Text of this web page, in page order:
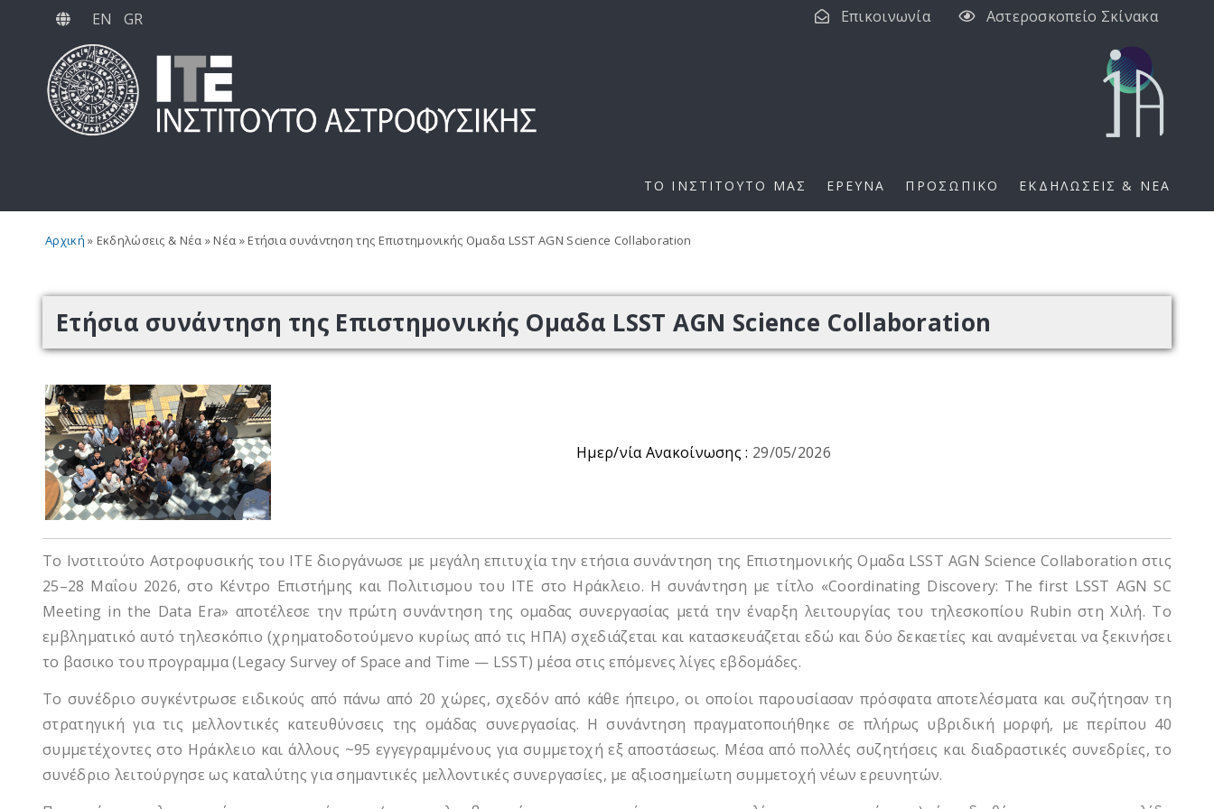
Παράκαμψη
κυρίως
περιεχόμενο
EN GR Επικοινωνία Αστεροσκοπείο Σκίνακα
ΤΟ ΙΝΣΤΙΤΟΥΤΟ ΜΑΣ ΕΡΕΥΝΑ ΠΡΟΣΩΠΙΚΟ ΕΚΔΗΛΩΣΕΙΣ & ΝΕΑ
Αρχική Εκδηλώσεις & Νέα Νέα Ετήσια συνάντηση της Επιστημονικής Ομαδα LSST AGN Science Collaboration
Ετήσια συνάντηση της Επιστημονικής Ομαδα LSST AGN Science Collaboration
Ημερ/νία Ανακοίνωσης : 29/05/2026
Το Ινστιτούτο Αστροφυσικής του ITE διοργάνωσε με μεγάλη επιτυχία την ετήσια συνάντηση της Επιστημονικής Ομαδα LSST AGN Science Collaboration στις
25–28 Μαΐου 2026, στο Κέντρο Επιστήμης και Πολιτισμου του ΙΤΕ στο Ηράκλειο. Η συνάντηση με τίτλο «Coordinating Discovery: The first LSST AGN SC
Meeting in the Data Era» αποτέλεσε την πρώτη συνάντηση της ομαδας συνεργασίας μετά την έναρξη λειτουργίας του τηλεσκοπίου Rubin στη Χιλή. Το
εμβληματικό αυτό τηλεσκόπιο (χρηματοδοτούμενο κυρίως από τις ΗΠΑ) σχεδιάζεται και κατασκευάζεται εδώ και δύο δεκαετίες και αναμένεται να ξεκινήσει
το βασικο του προγραμμα (Legacy Survey of Space and Time — LSST) μέσα στις επόμενες λίγες εβδομάδες.
Το συνέδριο συγκέντρωσε ειδικούς από πάνω από 20 χώρες, σχεδόν από κάθε ήπειρο, οι οποίοι παρουσίασαν πρόσφατα αποτελέσματα και συζήτησαν τη
στρατηγική για τις μελλοντικές κατευθύνσεις της ομάδας συνεργασίας. Η συνάντηση πραγματοποιήθηκε σε πλήρως υβριδική μορφή, με περίπου 40
συμμετέχοντες στο Ηράκλειο και άλλους ~95 εγγεγραμμένους για συμμετοχή εξ αποστάσεως. Μέσα από πολλές συζητήσεις και διαδραστικές συνεδρίες, το
συνέδριο λειτούργησε ως καταλύτης για σημαντικές μελλοντικές συνεργασίες, με αξιοσημείωτη συμμετοχή νέων ερευνητών.